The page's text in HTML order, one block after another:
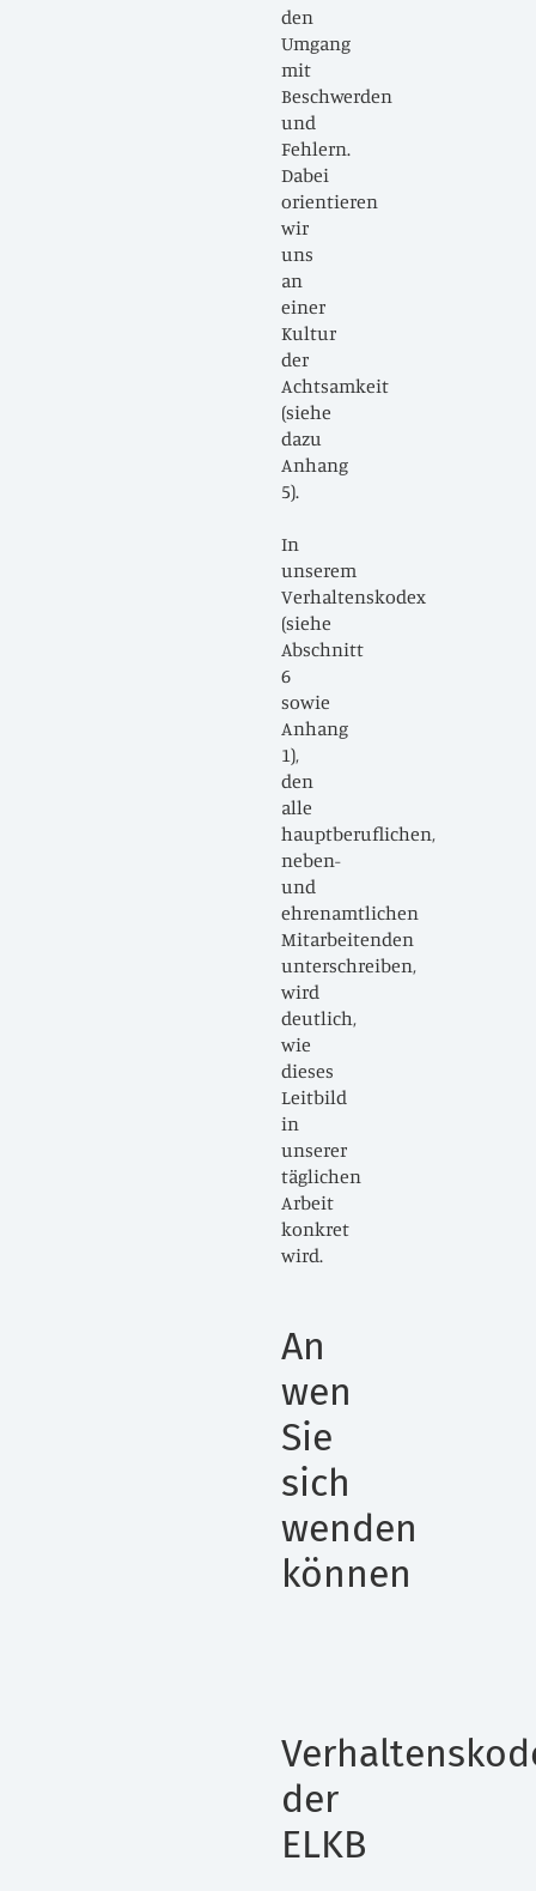
den
Umgang
mit
Beschwerden
und
Fehlern.
Dabei
orientieren
wir
uns
an
einer
Kultur
der
Achtsamkeit
(siehe
dazu
Anhang
5).
In
unserem
Verhaltenskodex
(siehe
Abschnitt
6
sowie
Anhang
1),
den
alle
hauptberuflichen,
neben-
und
ehrenamtlichen
Mitarbeitenden
unterschreiben,
wird
deutlich,
wie
dieses
Leitbild
in
unserer
täglichen
Arbeit
konkret
wird.
An
wen
Sie
sich
wenden
können
der
ELKB